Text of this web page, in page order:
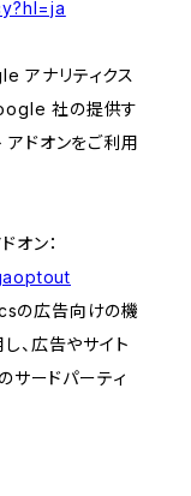
アナリティクス
社の提供す
ドオンをご利用
オン：
の広告向けの機
、広告やサイト
ードパーティ